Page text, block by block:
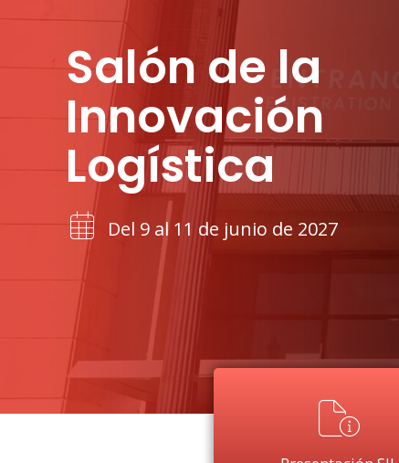
Salón de la
Innovación
Logística
Del 9 al 11 de junio de 2027